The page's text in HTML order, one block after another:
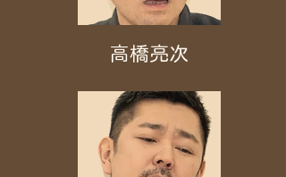
高橋亮次